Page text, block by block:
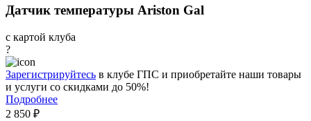
Датчик температуры Ariston Gal
с картой клуба
?
Зарегистрируйтесь в клубе ГПС и приобретайте наши товары
и услуги со скидками до 50%!
Подробнее
2 850 ₽